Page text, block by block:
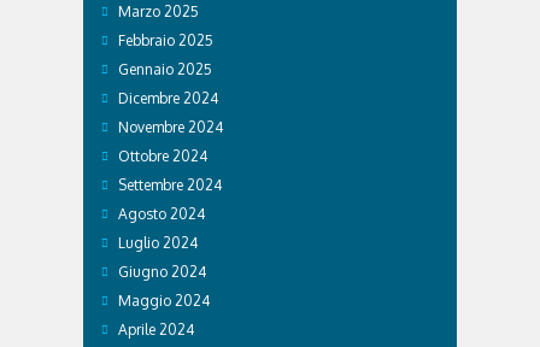
Marzo 2025
Febbraio 2025
Gennaio 2025
Dicembre 2024
Novembre 2024
Ottobre 2024
Settembre 2024
Agosto 2024
Luglio 2024
Giugno 2024
Maggio 2024
Aprile 2024